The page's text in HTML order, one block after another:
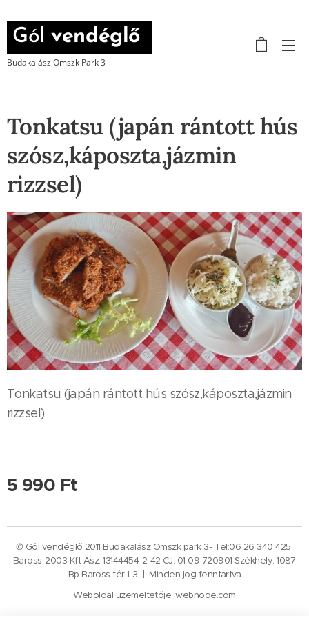
Gólvendéglő
Budakalász Omszk Park 3
Tonkatsu (japán rántott hús
szósz,káposzta,jázmin
rizzsel)
Tonkatsu (japán rántott hús szósz,káposzta,jázmin
rizzsel)
5 990 Ft
© Gól vendéglő 2011 Budakalász Omszk park 3- Tel:06 26 340 425
Baross-2003 Kft Asz: 13144454-2-42 CJ: 01 09 720901 Székhely: 1087
Bp Baross tér 1-3. | Minden jog fenntartva
Weboldal üzemeltetője :webnode.com